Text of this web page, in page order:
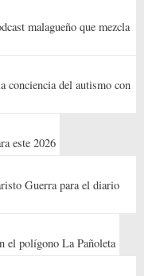
malagueño que mezcla
conciencia del autismo con
este 2026
Guerra para el diario
el polígono La Pañoleta